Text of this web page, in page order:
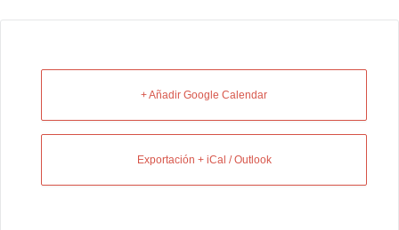
+ Añadir Google Calendar
Exportación + iCal / Outlook